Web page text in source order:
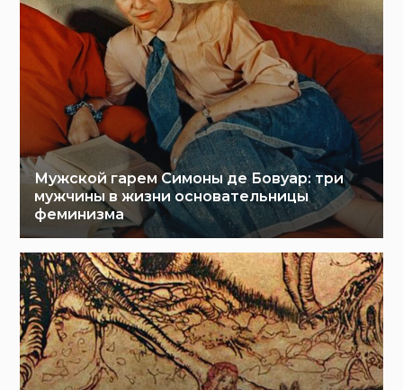
Мужской гарем Симоны де Бовуар: три
мужчины в жизни основательницы
феминизма